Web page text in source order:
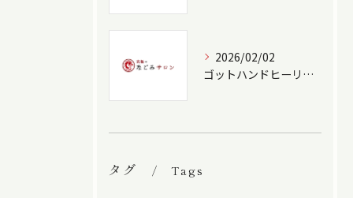
2026/02/02
ゴットハンドヒーリングの技術深化法
タグ Tags